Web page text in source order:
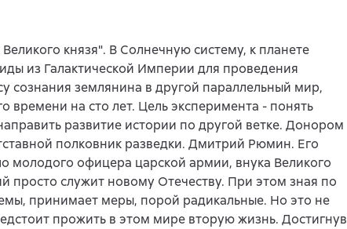
князя". В Солнечную систему, к планете
из Галактической Империи для проведения
сознания землянина в другой параллельный мир,
времени на сто лет. Цель эксперимента - понять
развитие истории по другой ветке. Донором
полковник разведки. Дмитрий Рюмин. Его
молодого офицера царской армии, внука Великого
просто служит новому Отечеству. При этом зная по
принимает меры, порой радикальные. Но это не
прожить в этом мире вторую жизнь. Достигнув